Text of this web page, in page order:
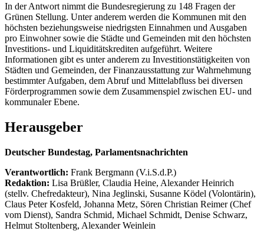
In der Antwort nimmt die Bundesregierung zu 148 Fragen der
Grünen Stellung. Unter anderem werden die Kommunen mit den
höchsten beziehungsweise niedrigsten Einnahmen und Ausgaben
pro Einwohner sowie die Städte und Gemeinden mit den höchsten
Investitions- und Liquiditätskrediten aufgeführt. Weitere
Informationen gibt es unter anderem zu Investitionstätigkeiten von
Städten und Gemeinden, der Finanzausstattung zur Wahrnehmung
bestimmter Aufgaben, dem Abruf und Mittelabfluss bei diversen
Förderprogrammen sowie dem Zusammenspiel zwischen EU- und
kommunaler Ebene.
Herausgeber
Deutscher Bundestag, Parlamentsnachrichten
Verantwortlich: Frank Bergmann (V.i.S.d.P.)
Redaktion: Lisa Brüßler, Claudia Heine, Alexander Heinrich
(stellv. Chefredakteur), Nina Jeglinski, Susanne Ködel (Volontärin),
Claus Peter Kosfeld, Johanna Metz, Sören Christian Reimer (Chef
vom Dienst), Sandra Schmid, Michael Schmidt, Denise Schwarz,
Helmut Stoltenberg, Alexander Weinlein